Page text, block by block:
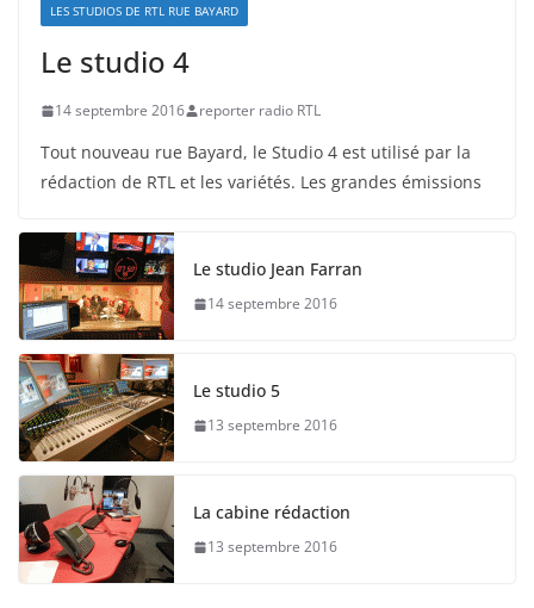
LES STUDIOS DE RTL RUE BAYARD
Le studio 4
14 septembre 2016 reporter radio RTL
Tout nouveau rue Bayard, le Studio 4 est utilisé par la
rédaction de RTL et les variétés. Les grandes émissions
Le studio Jean Farran
14 septembre 2016
Le studio 5
13 septembre 2016
La cabine rédaction
13 septembre 2016